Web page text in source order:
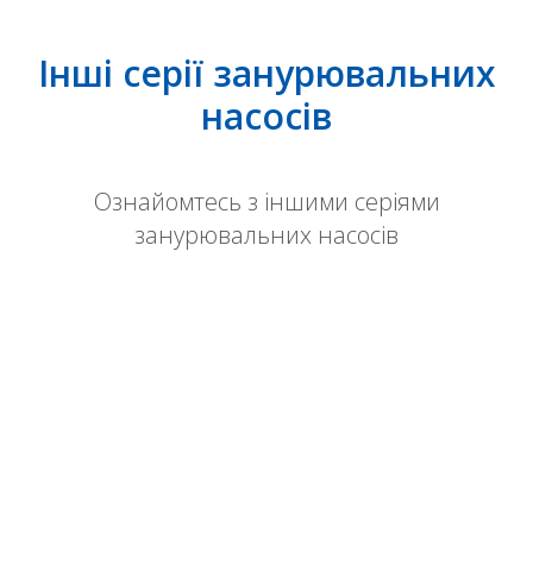
Інші серії занурювальних
насосів
Ознайомтесь з іншими серіями
занурювальних насосів